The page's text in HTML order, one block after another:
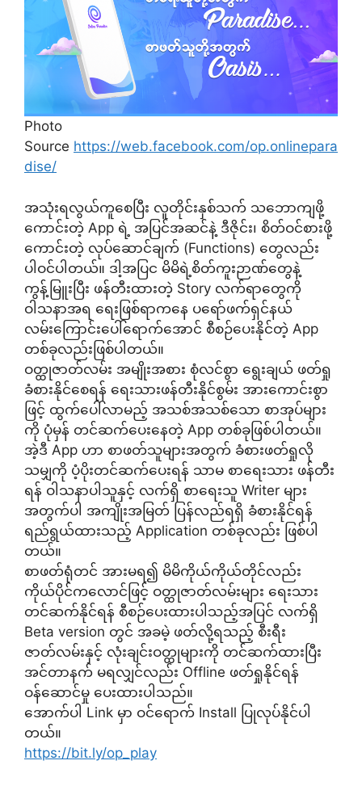
Photo
Source https://web.facebook.com/op.onlinepara
dise/
အသုံးရလွယ်ကူစေပြီး လူတိုင်းနှစ်သက် သဘောကျဖို့
ကောင်းတဲ့ App ရဲ့ အပြင်အဆင်နဲ့ ဒီဇိုင်း၊ စိတ်ဝင်စားဖို့
ကောင်းတဲ့ လုပ်ဆောင်ချက် (Functions) တွေလည်း
ပါဝင်ပါတယ်။ ဒါ့အပြင မိမိရဲ့စိတ်ကူးဉာဏ်တွေနဲ့
ကွန့်မြူးပြီး ဖန်တီးထားတဲ့ Story လက်ရာတွေကို
ဝါသနာအရ ရေးဖြစ်ရာကနေ ပရော်ဖက်ရှင်နယ်
လမ်းကြောင်းပေါ်ရောက်အောင် စီစဉ်ပေးနိုင်တဲ့ App
တစ်ခုလည်းဖြစ်ပါတယ်။
ဝတ္ထုဇာတ်လမ်း အမျိုးအစား စုံလင်စွာ ရွေးချယ် ဖတ်ရှု
ခံစားနိုင်စေရန် ရေးသားဖန်တီးနိုင်စွမ်း အားကောင်းစွာ
ဖြင့် ထွက်ပေါ်လာမည့် အသစ်အသစ်သော စာအုပ်များ
ကို ပုံမှန် တင်ဆက်ပေးနေတဲ့ App တစ်ခုဖြစ်ပါတယ်။
အဲ့ဒီ App ဟာ စာဖတ်သူများအတွက် ခံစားဖတ်ရှုလို
သမျှကို ပံ့ပိုးတင်ဆက်ပေးရန် သာမ စာရေးသား ဖန်တီး
ရန် ဝါသနာပါသူနှင့် လက်ရှိ စာရေးသူ Writer များ
အတွက်ပါ အကျိုးအမြတ် ပြန်လည်ရရှိ ခံစားနိုင်ရန်
ရည်ရွယ်ထားသည့် Application တစ်ခုလည်း ဖြစ်ပါ
တယ်။
စာဖတ်ရုံတင် အားမရ၍ မိမိကိုယ်ကိုယ်တိုင်လည်း
ကိုယ်ပိုင်ကလောင်ဖြင့် ဝတ္ထုဇာတ်လမ်းများ ရေးသား
တင်ဆက်နိုင်ရန် စီစဉ်ပေးထားပါသည့်အပြင် လက်ရှိ
Beta version တွင် အခမဲ့ ဖတ်လို့ရသည့် စီးရီး
ဇာတ်လမ်းနှင့် လုံးချင်းဝတ္ထုများကို တင်ဆက်ထားပြီး
အင်တာနက် မရလျှင်လည်း Offline ဖတ်ရှုနိုင်ရန်
ဝန်ဆောင်မှု ပေးထားပါသည်။
အောက်ပါ Link မှာ ဝင်ရောက် Install ပြုလုပ်နိုင်ပါ
တယ်။
https://bit.ly/op_play